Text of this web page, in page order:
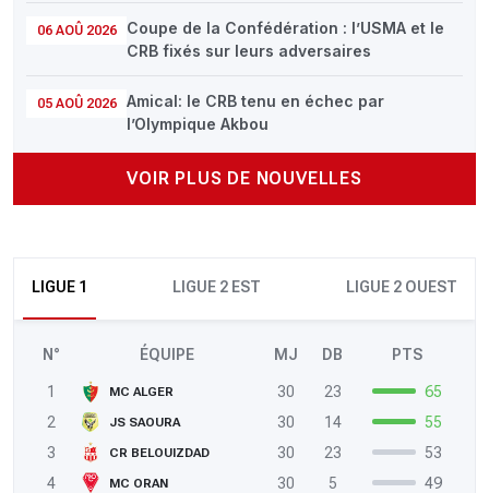
06 AOÛ 2026
Coupe de la Confédération : l’USMA et le
CRB fixés sur leurs adversaires
05 AOÛ 2026
Amical: le CRB tenu en échec par
l’Olympique Akbou
VOIR PLUS DE NOUVELLES
LIGUE 1 LIGUE 2 EST LIGUE 2 OUEST
N° ÉQUIPE MJ DB PTS
1 MC ALGER 30 23
65
2
JS SAOURA 30 14
55
3
CR BELOUIZDAD 30 23
53
4
MC ORAN 30 5
49